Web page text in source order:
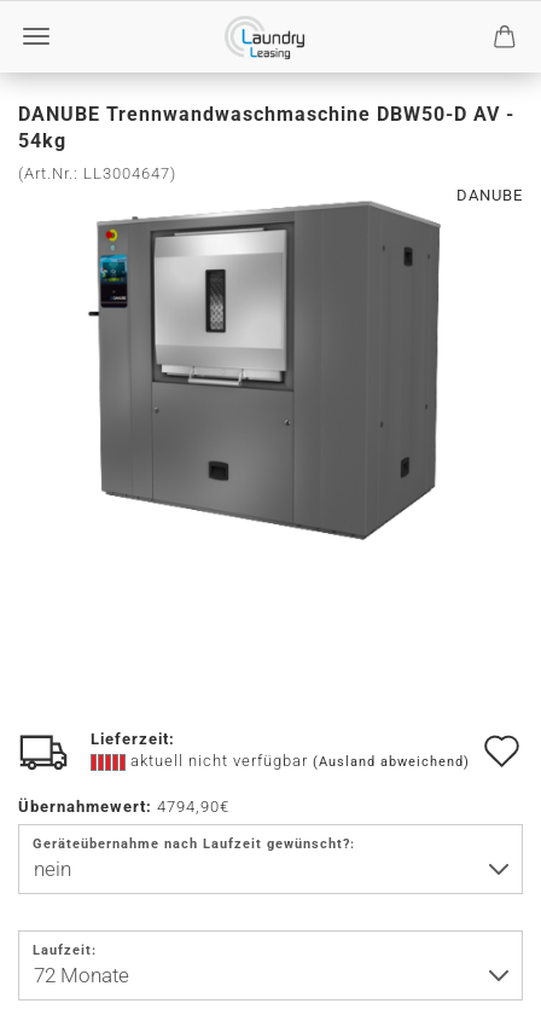
DANUBE Trennwandwaschmaschine DBW50-D AV -
54kg
(Art.Nr.: LL3004647)
DANUBE
Lieferzeit:
aktuell nicht verfügbar (Ausland abweichend)
Übernahmewert: 4794,90€
Geräteübernahme nach Laufzeit gewünscht?:
Laufzeit: